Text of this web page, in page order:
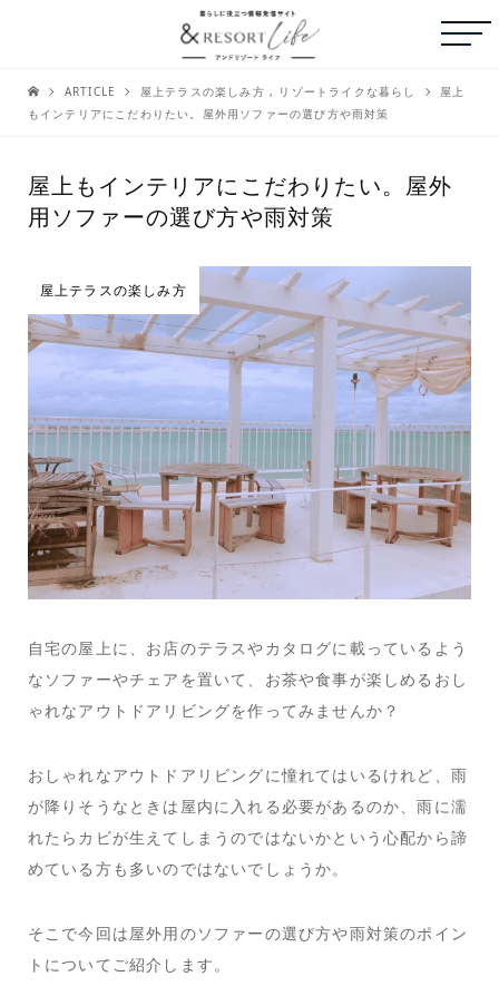
ARTICLE 屋上テラスの楽しみ方 , リゾートライクな暮らし
屋上
もインテリアにこだわりたい。屋外用ソファーの選び方や雨対策
屋上もインテリアにこだわりたい。屋外
用ソファーの選び方や雨対策
屋上テラスの楽しみ方
自宅の屋上に、お店のテラスやカタログに載っているよう
なソファーやチェアを置いて、お茶や食事が楽しめるおし
ゃれなアウトドアリビングを作ってみませんか？
おしゃれなアウトドアリビングに憧れてはいるけれど、雨
が降りそうなときは屋内に入れる必要があるのか、雨に濡
れたらカビが生えてしまうのではないかという心配から諦
めている方も多いのではないでしょうか。
そこで今回は屋外用のソファーの選び方や雨対策のポイン
トについてご紹介します。